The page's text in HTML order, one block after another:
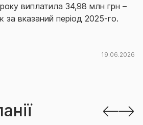
виплатила 34,98 млн грн –
за вказаний період 2025-го.
19.06.2026